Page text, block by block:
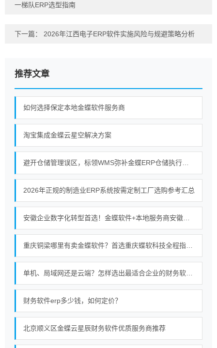
一梯队ERP选型指南
下一篇： 2026年江西电子ERP软件实施风险与规避策略分析
推荐文章
如何选择保定本地金蝶软件服务商
淘宝集成金蝶云星空解决方案
2026年正规的制造业ERP系统按需定制工厂选购参考汇总
财务软件erp多少钱，如何定价？
北京顺义区金蝶云星辰财务软件优质服务商推荐